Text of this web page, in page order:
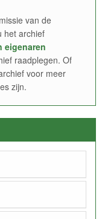
van de
het archief
eigenaren
raadplegen. Of
voor meer
zijn.